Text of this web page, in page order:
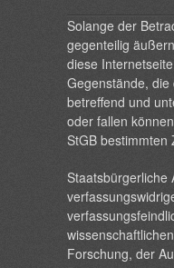
Solange der
gegenteilig
diese
Gegenstände,
betreffend und
oder fallen
StGB bestimmten
Staatsbürgerliche
Forschung, der